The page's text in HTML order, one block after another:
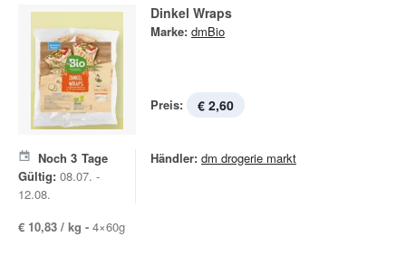
Dinkel Wraps
Marke: dmBio
Preis: € 2,60
Noch 3 Tage
Gültig: 08.07. -
12.08.
Händler: dm drogerie markt
€ 10,83 / kg - 4×60g